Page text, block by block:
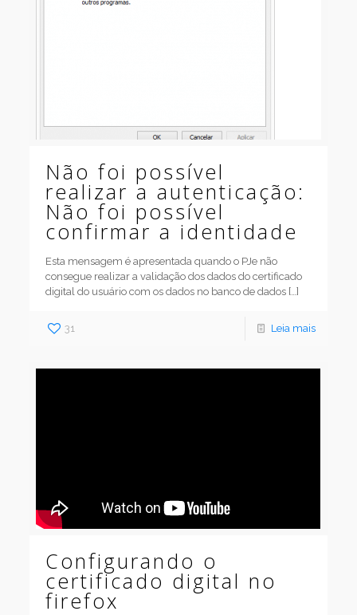
Não foi possível
realizar a autenticação:
Não foi possível
confirmar a identidade
Esta mensagem é apresentada quando o PJe não
consegue realizar a validação dos dados do certificado
digital do usuário com os dados no banco de dados […]
31 Leia mais
Configurando o
certificado digital no
firefox